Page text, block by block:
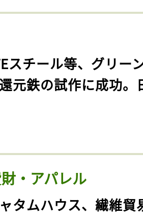
スチール等、グリー
元鉄の試作に成功。
・アパレル
ャタムハウス、繊維貿